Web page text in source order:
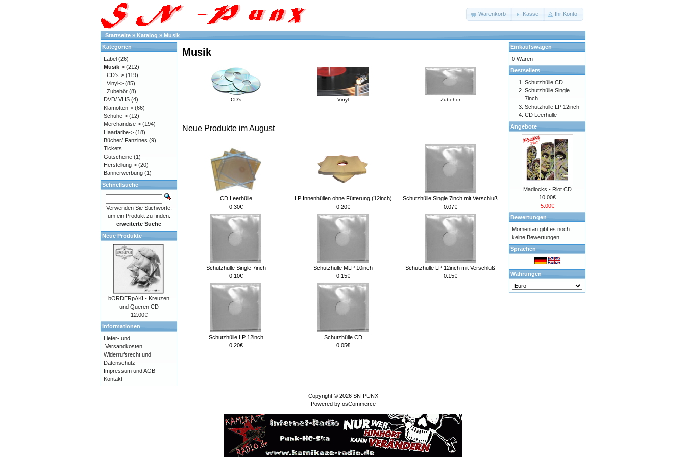
Warenkorb Kasse Ihr Konto
Startseite » Katalog » Musik
Musik
CD's Vinyl Zubehör
Neue Produkte im August
CD Leerhülle
0.30€
LP Innenhüllen ohne Fütterung (12inch)
0.20€
Schutzhülle Single 7inch mit Verschluß
0.07€
Schutzhülle Single 7inch
0.10€
Schutzhülle MLP 10inch
0.15€
Schutzhülle LP 12inch mit Verschluß
0.15€
Schutzhülle LP 12inch
0.20€
Schutzhülle CD
0.05€
Kategorien
Label (26)
Musik-> (212)
CD's-> (119)
Vinyl-> (85)
Zubehör (8)
DVD/ VHS (4)
Klamotten-> (66)
Schuhe-> (12)
Merchandise-> (194)
Haarfarbe-> (18)
Bücher/ Fanzines (9)
Tickets
Gutscheine (1)
Herstellung-> (20)
Bannerwerbung (1)
Schnellsuche
Verwenden Sie Stichworte,
um ein Produkt zu finden.
erweiterte Suche
Neue Produkte
bORDERpAKI - Kreuzen
und Queren CD
12.00€
Informationen
Liefer- und
Versandkosten
Widerrufsrecht und
Datenschutz
Impressum und AGB
Kontakt
Einkaufswagen
0 Waren
Bestsellers
Schutzhülle CD
Schutzhülle Single
7inch
Schutzhülle LP 12inch
CD Leerhülle
Angebote
Madlocks - Riot CD
10.00€
5.00€
Bewertungen
Momentan gibt es noch
keine Bewertungen
Sprachen
Währungen
Copyright © 2026 SN-PUNX
Powered by osCommerce